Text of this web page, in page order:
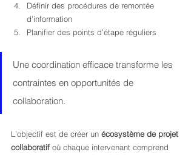
Définir des procédures de remontée
d’information
Planifier des points d’étape réguliers
Une coordination efficace transforme les
contraintes en opportunités de
collaboration.
L’objectif est de créer un écosystème de projet
collaboratif où chaque intervenant comprend